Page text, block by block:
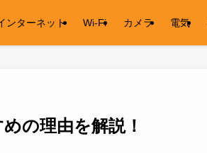
ンターネット Wi-Fi カメラ 電気
の理由を解説！